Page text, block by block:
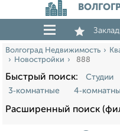
Волгоград Недвижимость
Новостройки
888
Быстрый поиск: Студии
3‑комнатные
Расширенный поиск